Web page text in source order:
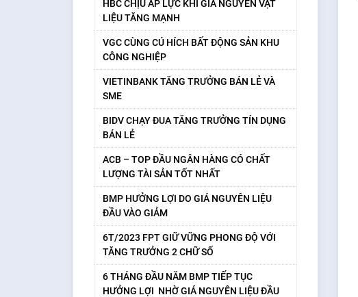
HBC CHỊU ÁP LỰC KHI GIÁ NGUYÊN VẬT
LIỆU TĂNG MẠNH
VGC CÙNG CÚ HÍCH BẤT ĐỘNG SẢN KHU
CÔNG NGHIỆP
VIETINBANK TĂNG TRƯỞNG BÁN LẺ VÀ
SME
BIDV CHẠY ĐUA TĂNG TRƯỞNG TÍN DỤNG
BÁN LẺ
ACB – TOP ĐẦU NGÂN HÀNG CÓ CHẤT
LƯỢNG TÀI SẢN TỐT NHẤT
BMP HƯỞNG LỢI DO GIÁ NGUYÊN LIỆU
ĐẦU VÀO GIẢM
6T/2023 FPT GIỮ VỮNG PHONG ĐỘ VỚI
TĂNG TRƯỞNG 2 CHỮ SỐ
6 THÁNG ĐẦU NĂM BMP TIẾP TỤC
HƯỞNG LỢI NHỜ GIÁ NGUYÊN LIỆU ĐẦU